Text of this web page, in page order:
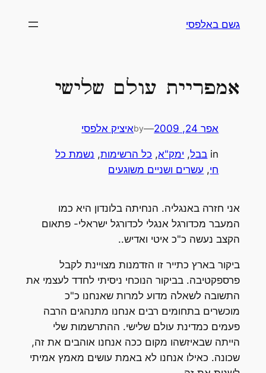
לתוכןגשם באלפסי
אמפריית עולם שלישי
אפר 24, 2009 —
byאיציק אלפסי
in בבל, ימק"א, כל הרשימות, נשמת כל
חי, עשרים ושניים משוגעים
אני חזרה באנגליה. הנחיתה בלונדון היא כמו
המעבר מכדורגל אנגלי לכדורגל ישראלי- פתאום
הקצב נעשה כ"כ איטי ואדיש..
ביקור בארץ כתייר זו הזדמנות מצויינת לקבל
פרספקטיבה. בביקור הנוכחי ניסיתי לחדד לעצמי את
התשובה לשאלה מדוע למרות שאנחנו כ"כ
מוכשרים בתחומים רבים אנחנו מתנהגים הרבה
פעמים כמדינת עולם שלישי. ההתרשמות שלי
הייתה שבאיזשהו מקום ככה אנחנו אוהבים את זה,
שכונה. כאילו אנחנו לא באמת עושים מאמץ אמיתי